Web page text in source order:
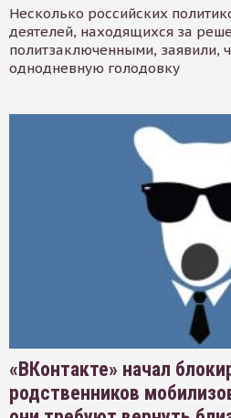
Несколько российских
деятелей, находящихся за
политзаключенными, заявили,
однодневную голодовку
«ВКонтакте» начал
родственников